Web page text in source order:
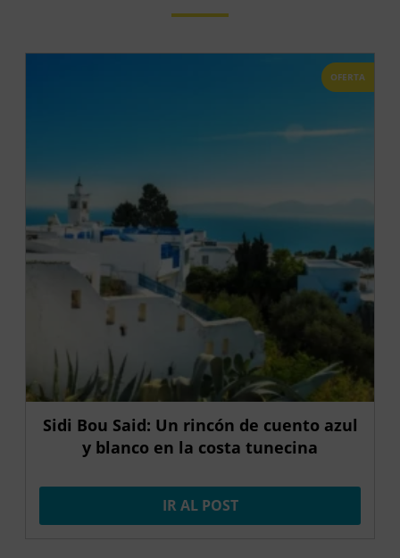
OFERTA
Sidi Bou Said: Un rincón de cuento azul
y blanco en la costa tunecina
IR AL POST